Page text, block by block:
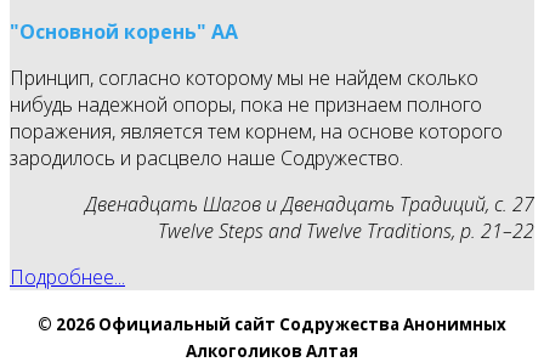
"Основной корень" АА
Принцип, согласно которому мы не найдем сколько
нибудь надежной опоры, пока не признаем полного
поражения, является тем корнем, на основе которого
зародилось и расцвело наше Содружество.
Двенадцать Шагов и Двенадцать Традиций, с. 27
Twelve Steps and Twelve Traditions, p. 21–22
Подробнее...
© 2026 Официальный сайт Содружества Анонимных
Алкоголиков Алтая